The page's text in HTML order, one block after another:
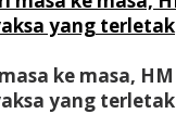
ke masa, HM
yang terletak